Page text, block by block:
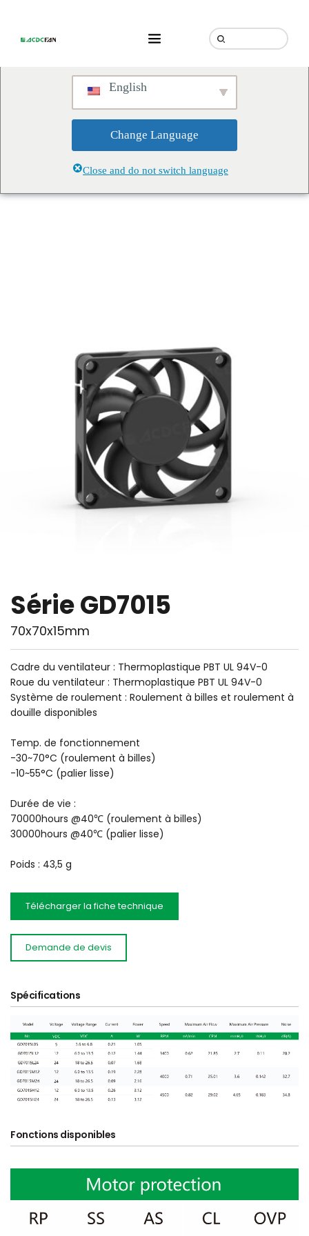
speaking a different language.
Do you want to change to:
English
Change Language
Close and do not switch language
Série GD7015
70x70x15mm
Cadre du ventilateur : Thermoplastique PBT UL 94V-0
Roue du ventilateur : Thermoplastique PBT UL 94V-0
Système de roulement : Roulement à billes et roulement à
douille disponibles
Temp. de fonctionnement
-30~70°C (roulement à billes)
-10~55°C (palier lisse)
Durée de vie :
70000hours @40℃ (roulement à billes)
30000hours @40℃ (palier lisse)
Poids : 43,5 g
Télécharger la fiche technique
Demande de devis
Spécifications
Fonctions disponibles